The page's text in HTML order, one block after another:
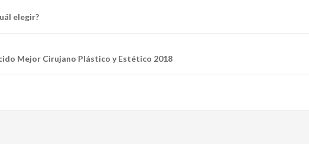
elegir?
Mejor Cirujano Plástico y Estético 2018